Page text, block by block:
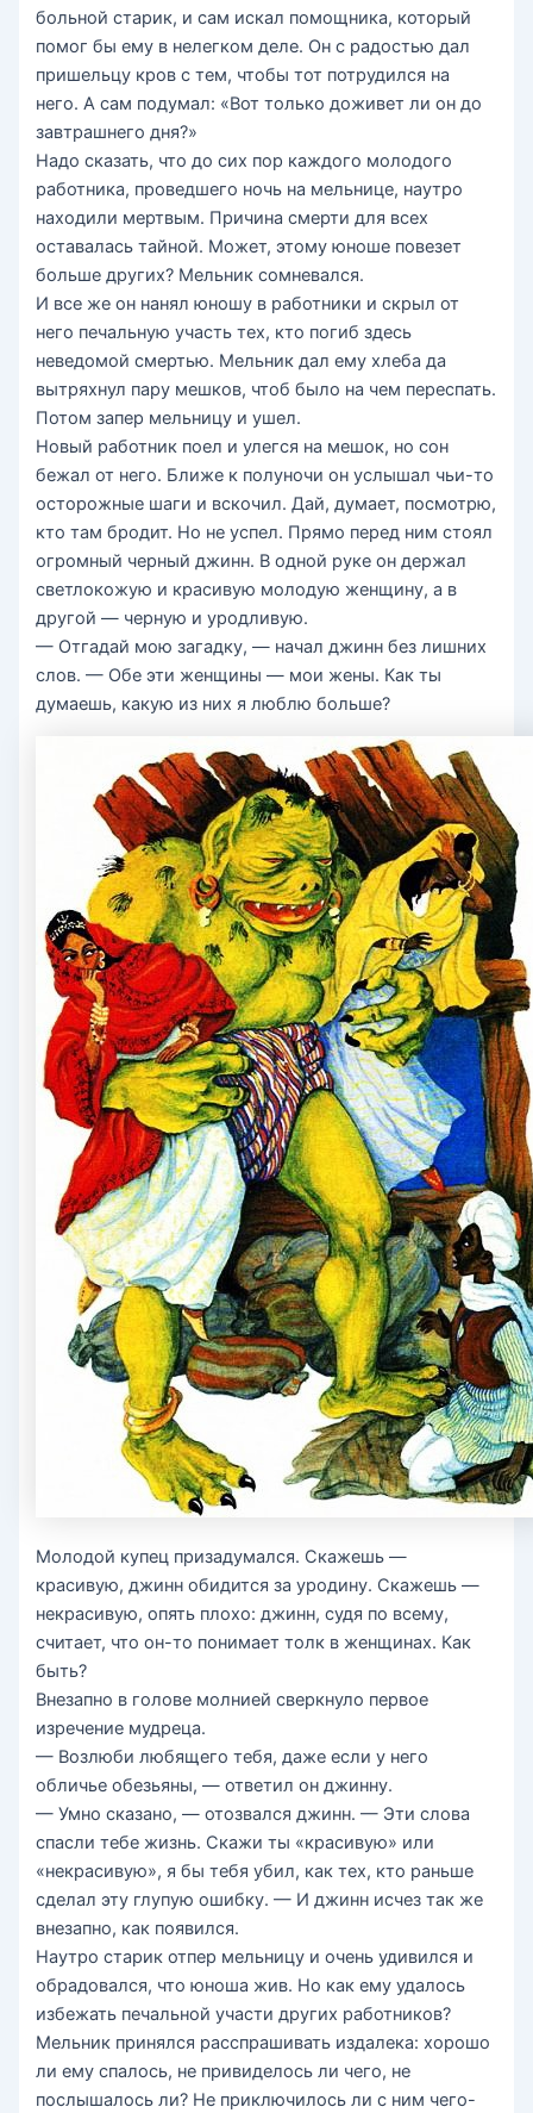
больной старик, и сам искал помощника, который
помог бы ему в нелегком деле. Он с радостью дал
пришельцу кров с тем, чтобы тот потрудился на
него. А сам подумал: «Вот только доживет ли он до
завтрашнего дня?»
Надо сказать, что до сих пор каждого молодого
работника, проведшего ночь на мельнице, наутро
находили мертвым. Причина смерти для всех
оставалась тайной. Может, этому юноше повезет
больше других? Мельник сомневался.
И все же он нанял юношу в работники и скрыл от
него печальную участь тех, кто погиб здесь
неведомой смертью. Мельник дал ему хлеба да
вытряхнул пару мешков, чтоб было на чем переспать.
Потом запер мельницу и ушел.
Новый работник поел и улегся на мешок, но сон
бежал от него. Ближе к полуночи он услышал чьи-то
осторожные шаги и вскочил. Дай, думает, посмотрю,
кто там бродит. Но не успел. Прямо перед ним стоял
огромный черный джинн. В одной руке он держал
светлокожую и красивую молодую женщину, а в
другой — черную и уродливую.
— Отгадай мою загадку, — начал джинн без лишних
слов. — Обе эти женщины — мои жены. Как ты
думаешь, какую из них я люблю больше?
Молодой купец призадумался. Скажешь —
красивую, джинн обидится за уродину. Скажешь —
некрасивую, опять плохо: джинн, судя по всему,
считает, что он-то понимает толк в женщинах. Как
быть?
Внезапно в голове молнией сверкнуло первое
изречение мудреца.
— Возлюби любящего тебя, даже если у него
обличье обезьяны, — ответил он джинну.
— Умно сказано, — отозвался джинн. — Эти слова
спасли тебе жизнь. Скажи ты «красивую» или
«некрасивую», я бы тебя убил, как тех, кто раньше
сделал эту глупую ошибку. — И джинн исчез так же
внезапно, как появился.
Наутро старик отпер мельницу и очень удивился и
обрадовался, что юноша жив. Но как ему удалось
избежать печальной участи других работников?
Мельник принялся расспрашивать издалека: хорошо
ли ему спалось, не привиделось ли чего, не
послышалось ли? Не приключилось ли с ним чего-